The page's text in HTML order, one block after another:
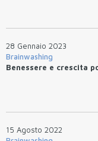
28 Gennaio 2023
Brainwashing
Benessere e crescita
15 Agosto 2022